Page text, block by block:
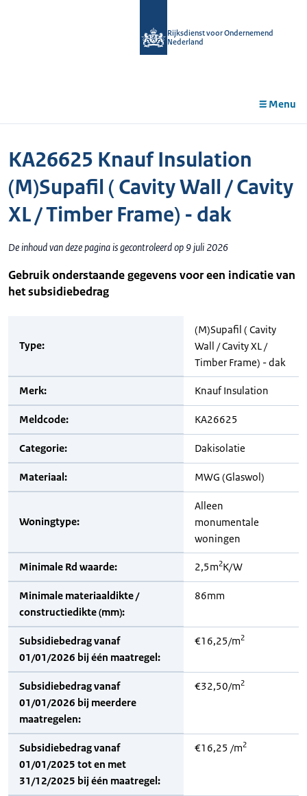
Rijksdienst voor Ondernemend
Nederland
Menu
KA26625 Knauf Insulation
(M)Supafil ( Cavity Wall / Cavity
XL / Timber Frame) - dak
De inhoud van deze pagina is gecontroleerd op 9 juli 2026
Gebruik onderstaande gegevens voor een indicatie van
het subsidiebedrag
Type:
(M)Supafil ( Cavity
Wall / Cavity XL /
Timber Frame) - dak
Merk: Knauf Insulation
Meldcode: KA26625
Categorie: Dakisolatie
Materiaal: MWG (Glaswol)
Woningtype:
Alleen
monumentale
woningen
Minimale Rd waarde: 2,5m2K/W
Minimale materiaaldikte /
constructiedikte (mm):
86mm
Subsidiebedrag vanaf
01/01/2026 bij één maatregel:
€16,25/m2
Subsidiebedrag vanaf
01/01/2026 bij meerdere
maatregelen:
€32,50/m2
Subsidiebedrag vanaf
01/01/2025 tot en met
31/12/2025 bij één maatregel:
€16,25 /m2